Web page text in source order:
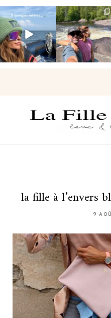
Voir une baleine
en photo, c’est
impressionnant
🐋...
Les Laurentides,
le Québec
version nature.
...
la fille à l’envers
9